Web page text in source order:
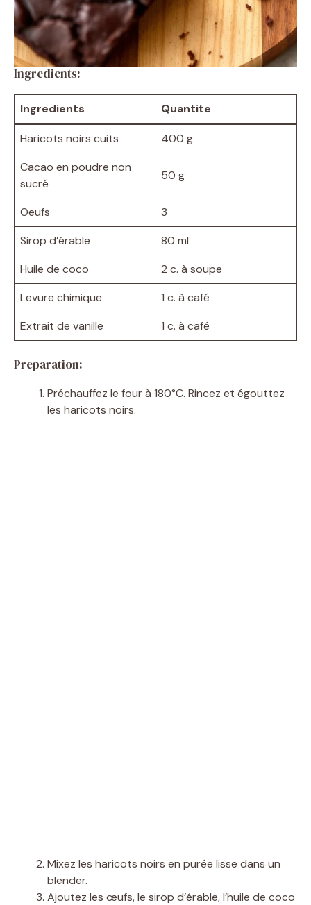
Ingredients:
Ingredients Quantite
Haricots noirs cuits
400 g
Cacao en poudre non
sucré
50 g
Oeufs
3
Sirop d’érable
80 ml
Huile de coco
2 c. à soupe
Levure chimique
1 c. à café
Extrait de vanille
1 c. à café
Preparation:
Préchauffez le four à 180°C. Rincez et égouttez
les haricots noirs.
Mixez les haricots noirs en purée lisse dans un
blender.
Ajoutez les œufs, le sirop d’érable, l’huile de coco